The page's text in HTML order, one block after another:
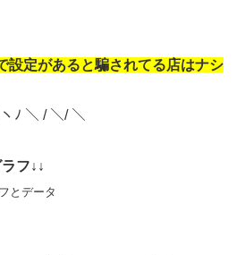
設定があると騙されてる店はナシ
ﾉ ＼ / ＼/ ＼
フ↓↓
とデータ